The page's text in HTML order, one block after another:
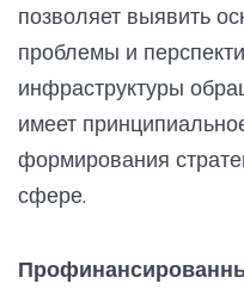
позволяет выявить
проблемы и
инфраструктуры
имеет
формирования
сфере.